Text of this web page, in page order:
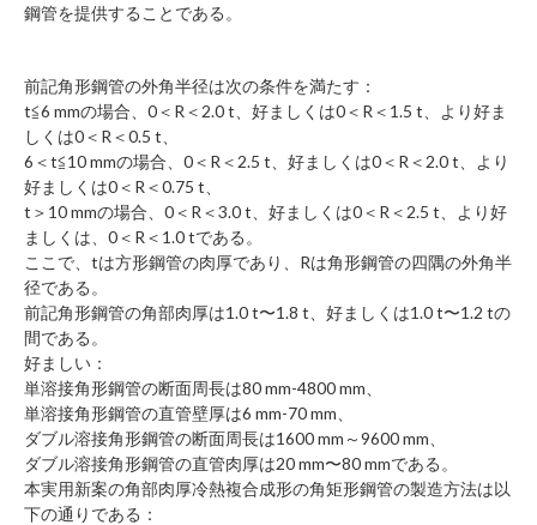
鋼管を提供することである。
前記角形鋼管の外角半径は次の条件を満たす：
t≦6 mmの場合、0＜R＜2.0 t、好ましくは0＜R＜1.5 t、より好ま
しくは0＜R＜0.5 t、
6＜t≦10 mmの場合、0＜R＜2.5 t、好ましくは0＜R＜2.0 t、より
好ましくは0＜R＜0.75 t、
t＞10 mmの場合、0＜R＜3.0 t、好ましくは0＜R＜2.5 t、より好
ましくは、0＜R＜1.0 tである。
ここで、tは方形鋼管の肉厚であり、Rは角形鋼管の四隅の外角半
径である。
前記角形鋼管の角部肉厚は1.0 t〜1.8 t、好ましくは1.0 t〜1.2 tの
間である。
好ましい：
単溶接角形鋼管の断面周長は80 mm-4800 mm、
単溶接角形鋼管の直管壁厚は6 mm-70 mm、
ダブル溶接角形鋼管の断面周長は1600 mm～9600 mm、
ダブル溶接角形鋼管の直管肉厚は20 mm〜80 mmである。
本実用新案の角部肉厚冷熱複合成形の角矩形鋼管の製造方法は以
下の通りである：